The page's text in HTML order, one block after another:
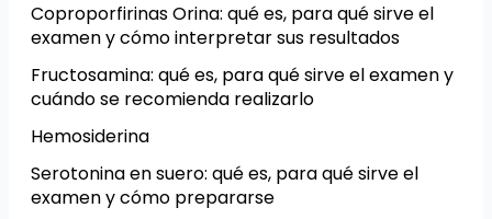
Coproporfirinas Orina: qué es, para qué sirve el
examen y cómo interpretar sus resultados
Fructosamina: qué es, para qué sirve el examen y
cuándo se recomienda realizarlo
Hemosiderina
Serotonina en suero: qué es, para qué sirve el
examen y cómo prepararse